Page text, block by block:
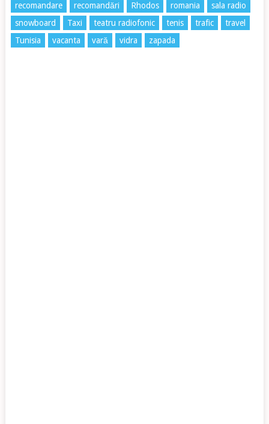
recomandare
recomandări Rhodos romania
sala radio
snowboard
Taxi teatru radiofonic tenis trafic
travel
Tunisia
vacanta vară vidra zapada